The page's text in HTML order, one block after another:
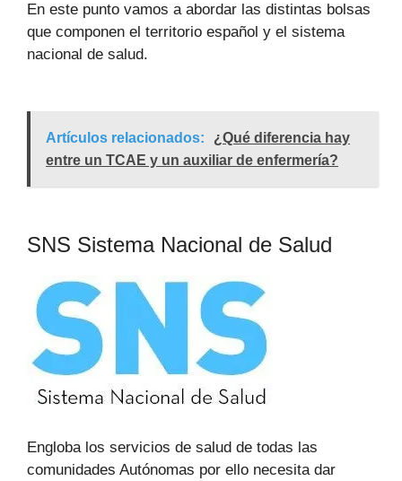
En este punto vamos a abordar las distintas bolsas
que componen el territorio español y el sistema
nacional de salud.
Artículos relacionados:
¿Qué diferencia hay
entre un TCAE y un auxiliar de enfermería?
SNS Sistema Nacional de Salud
Engloba los servicios de salud de todas las
comunidades Autónomas por ello necesita dar